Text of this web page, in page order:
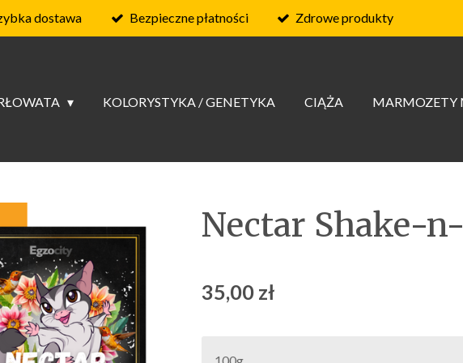
dostawa Bezpieczne płatności Zdrowe produkty
KOLORYSTYKA / GENETYKA CIĄŻA MARMOZETY
Nectar Shake-
35,00 zł